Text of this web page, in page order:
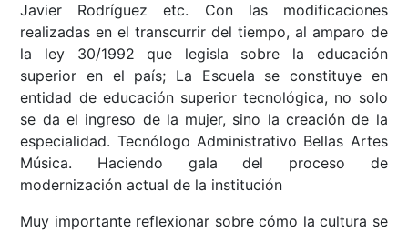
Javier Rodríguez etc. Con las modificaciones
realizadas en el transcurrir del tiempo, al amparo de
la ley 30/1992 que legisla sobre la educación
superior en el país; La Escuela se constituye en
entidad de educación superior tecnológica, no solo
se da el ingreso de la mujer, sino la creación de la
especialidad. Tecnólogo Administrativo Bellas Artes
Música. Haciendo gala del proceso de
modernización actual de la institución
Muy importante reflexionar sobre cómo la cultura se